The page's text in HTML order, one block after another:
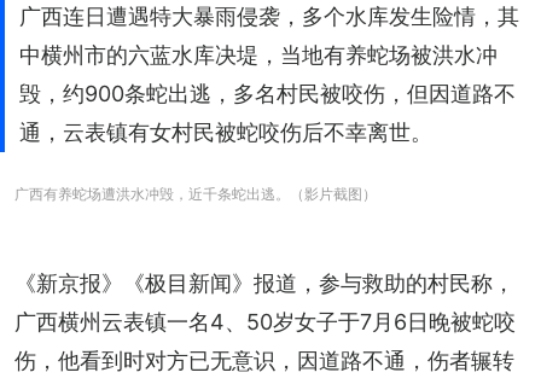
广西连日遭遇特大暴雨侵袭，多个水库发生险情，其
中横州市的六蓝水库决堤，当地有养蛇场被洪水冲
毁，约900条蛇出逃，多名村民被咬伤，但因道路不
通，云表镇有女村民被蛇咬伤后不幸离世。
广西有养蛇场遭洪水冲毁，近千条蛇出逃。（影片截图）
《新京报》《极目新闻》报道，参与救助的村民称，
广西横州云表镇一名4、50岁女子于7月6日晚被蛇咬
伤，他看到时对方已无意识，因道路不通，伤者辗转